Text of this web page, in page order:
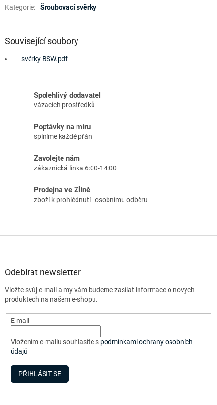
Kategorie: Šroubovací svěrky
Související soubory
svěrky BSW.pdf
Spolehlivý dodavatel
vázacích prostředků
Poptávky na míru
splníme každé přání
Zavolejte nám
zákaznická linka 6:00-14:00
Prodejna ve Zlíně
zboží k prohlédnutí i osobnímu odběru
Odebírat newsletter
Vložte svůj e-mail a my vám budeme zasílat informace o nových
produktech na našem e-shopu.
E-mail
Vložením e-mailu souhlasíte s podmínkami ochrany osobních
údajů
PŘIHLÁSIT SE